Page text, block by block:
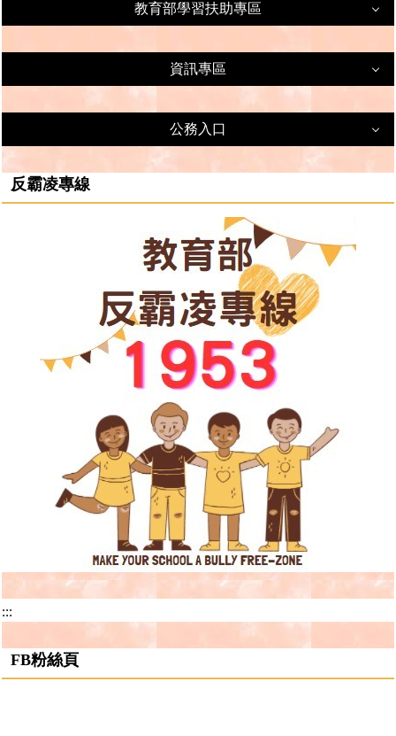
進修資源
教育部學習扶助專區
因材網
學習扶助資源平台
資訊專區
公務入口
公務人員保險服務網
地方教育發展基金會計資訊系統
反霸凌專線
:::
FB粉絲頁